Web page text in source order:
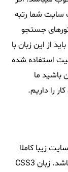
سایت شما رتبه
جستجو
از این زبان با
استفاده شده
باشید ما
را داریم.
زیبا کاملا
حق شما میباشد. زبان CSS3